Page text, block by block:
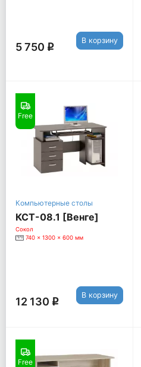
5 750 q
В корзину
Free
Компьютерные столы
КСТ-08.1 [Венге]
Сокол
740 x 1300 x 600 мм
12 130 q
В корзину
Free